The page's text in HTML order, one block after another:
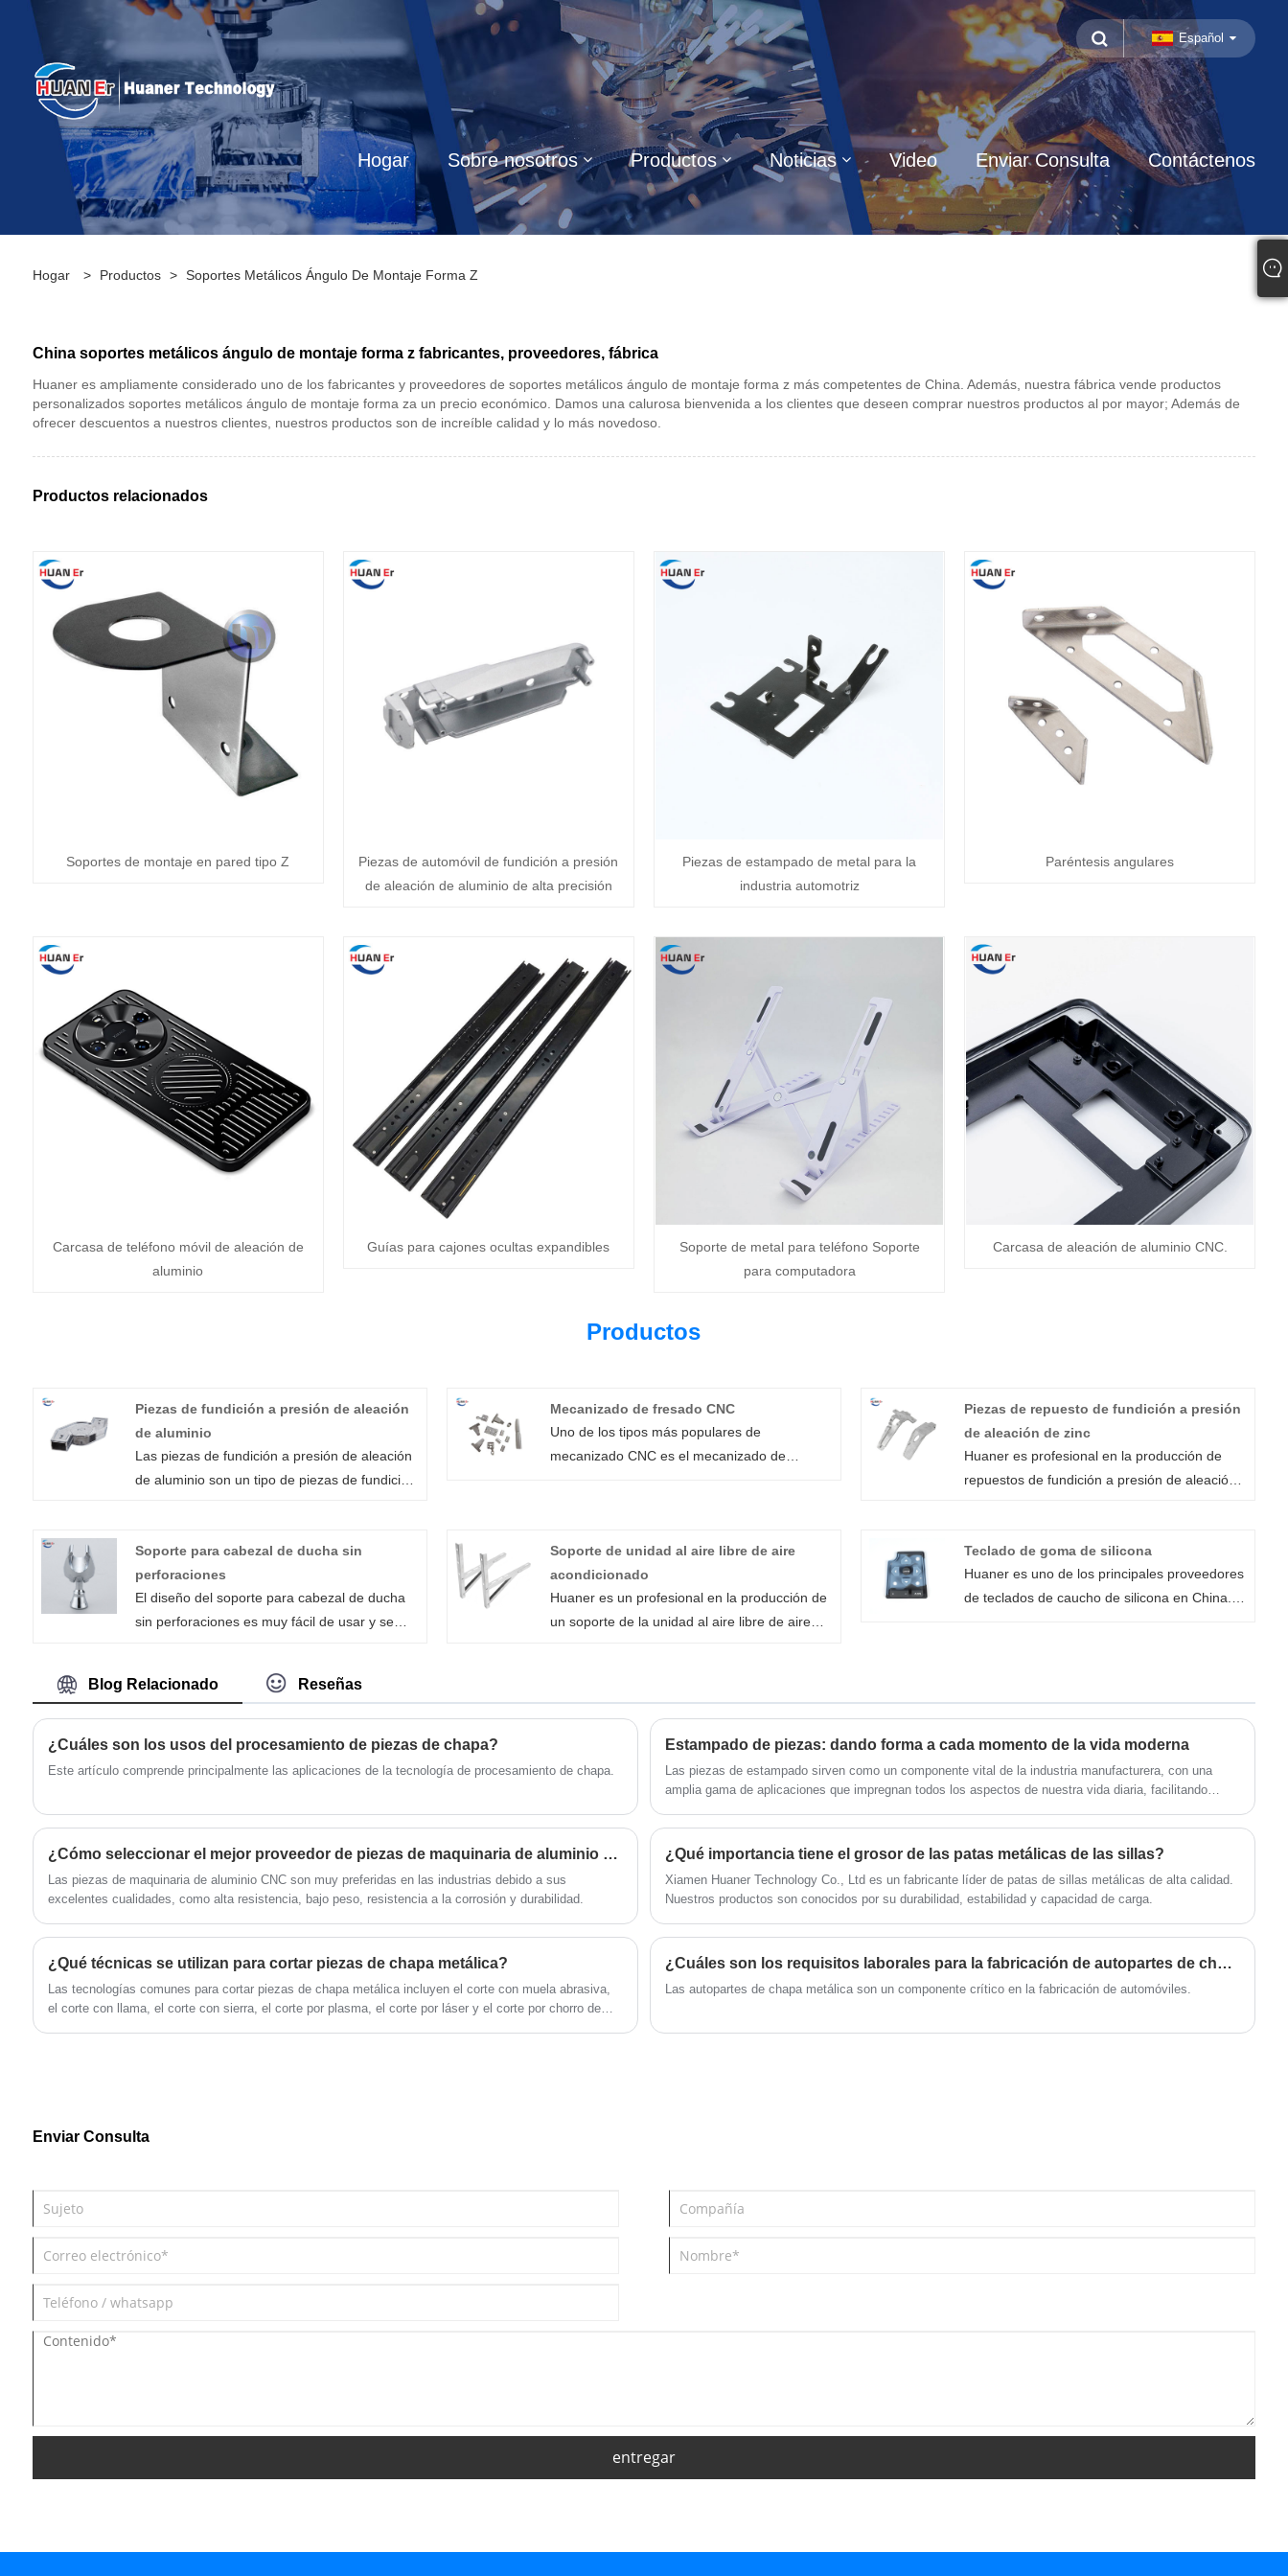
Español
Hogar Sobre nosotros Productos Noticias Video Enviar Consulta Contáctenos
Hogar > Productos > Soportes Metálicos Ángulo De Montaje Forma Z
China soportes metálicos ángulo de montaje forma z fabricantes, proveedores, fábrica
Huaner es ampliamente considerado uno de los fabricantes y proveedores de soportes metálicos ángulo de montaje forma z más competentes de China. Además, nuestra fábrica vende productos
personalizados soportes metálicos ángulo de montaje forma za un precio económico. Damos una calurosa bienvenida a los clientes que deseen comprar nuestros productos al por mayor; Además de
ofrecer descuentos a nuestros clientes, nuestros productos son de increíble calidad y lo más novedoso.
Productos relacionados
Soportes de montaje en pared tipo Z
Piezas de automóvil de fundición a presión
de aleación de aluminio de alta precisión
Piezas de estampado de metal para la
industria automotriz
Paréntesis angulares
Carcasa de teléfono móvil de aleación de
aluminio
Guías para cajones ocultas expandibles
Soporte de metal para teléfono Soporte
para computadora
Carcasa de aleación de aluminio CNC.
Productos
Piezas de fundición a presión de aleación
de aluminio
Las piezas de fundición a presión de aleación
de aluminio son un tipo de piezas de fundición
molde de fundición para verter aluminio
fundido o aleaciones de aluminio en el puerto
de alimentación de la máquina de fundición a
presión. Después de ser fundidas por la
piezas de aluminio o aleación de aluminio con
la forma y el tamaño limitados por el molde.
Estas piezas suelen denominarse piezas de
fundición a presión de aleación de aluminio.
Las piezas de fundición a presión de aleación
diferentes lugares, como piezas de fundición a
de fundición a presión, piezas de fundición a
presión de aluminio, piezas de fundición a
presión de aluminio, piezas de fundición de
aleación de aluminio, piezas de fundición a
presión de aleación de aluminio, etc.
Mecanizado de fresado CNC
Uno de los tipos más populares de
mecanizado CNC es el mecanizado de
Una herramienta de corte de rotación rápida
se mueve a lo largo de tres o más ejes
utilizando instrucciones de computadora en el
mecanizado de fresado CNC. . La
pieza de trabajo se parezca a la porción
deseada, la herramienta de corte realiza una
serie de pasadas a través de la superficie de
la pieza de trabajo.
Piezas de repuesto de fundición a presión
de aleación de zinc
Huaner es profesional en la producción de
repuestos de fundición a presión de aleación
de zinc se usan comúnmente en aplicaciones
industriales debido a sus características de
fundición favorables que incluyen: Alta
Soporte para cabezal de ducha sin
perforaciones
El diseño del soporte para cabezal de ducha
sin perforaciones es muy fácil de usar y se
necesidades para adaptarse a las distintas
alturas del cabezal de ducha. Huaner
Technology Co., LTD., la fábrica de soportes
para cabezales de ducha, con buena
capacidad de carga y estabilidad, puede
causará ningún daño a la pared.
Soporte de unidad al aire libre de aire
acondicionado
Huaner es un profesional en la producción de
un soporte de la unidad al aire libre de aire
adecuado para aires acondicionados de 1-
1.5hp. Proporcionamos diseño personalizado,
embalaje reforzado y soporte OEM para
satisfacer la personalización de la marca y las
necesidades de lotes.
Teclado de goma de silicona
Huaner es uno de los principales proveedores
de teclados de caucho de silicona en China.
goma están certificados ISO9001 y tenemos
una capacidad de producción anual de más
de 50 millones.
Blog Relacionado Reseñas
¿Cuáles son los usos del procesamiento de piezas de chapa?
Este artículo comprende principalmente las aplicaciones de la tecnología de procesamiento de chapa.
Estampado de piezas: dando forma a cada momento de la vida moderna
​Las piezas de estampado sirven como un componente vital de la industria manufacturera, con una
amplia gama de aplicaciones que impregnan todos los aspectos de nuestra vida diaria, facilitando
¿Cómo seleccionar el mejor proveedor de piezas de maquinaria de aluminio CNC?
Las piezas de maquinaria de aluminio CNC son muy preferidas en las industrias debido a sus
excelentes cualidades, como alta resistencia, bajo peso, resistencia a la corrosión y durabilidad.
¿Qué importancia tiene el grosor de las patas metálicas de las sillas?
Xiamen Huaner Technology Co., Ltd es un fabricante líder de patas de sillas metálicas de alta calidad.
Nuestros productos son conocidos por su durabilidad, estabilidad y capacidad de carga.
¿Qué técnicas se utilizan para cortar piezas de chapa metálica?
‌Las tecnologías comunes para cortar piezas de chapa metálica incluyen el corte con muela abrasiva,
el corte con llama, el corte con sierra, el corte por plasma, el corte por láser y el corte por chorro de
¿Cuáles son los requisitos laborales para la fabricación de autopartes de chapa metálica?
Las autopartes de chapa metálica son un componente crítico en la fabricación de automóviles.
Enviar Consulta
entregar